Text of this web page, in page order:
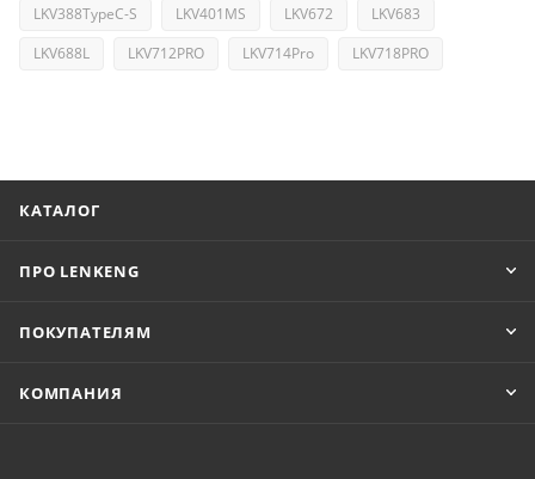
LKV388TypeC-S
LKV401MS LKV672
LKV683
LKV688L
LKV712PRO LKV714Pro LKV718PRO
КАТАЛОГ
ПРО LENKENG
ПОКУПАТЕЛЯМ
КОМПАНИЯ